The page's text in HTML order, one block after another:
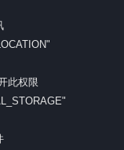
此权限